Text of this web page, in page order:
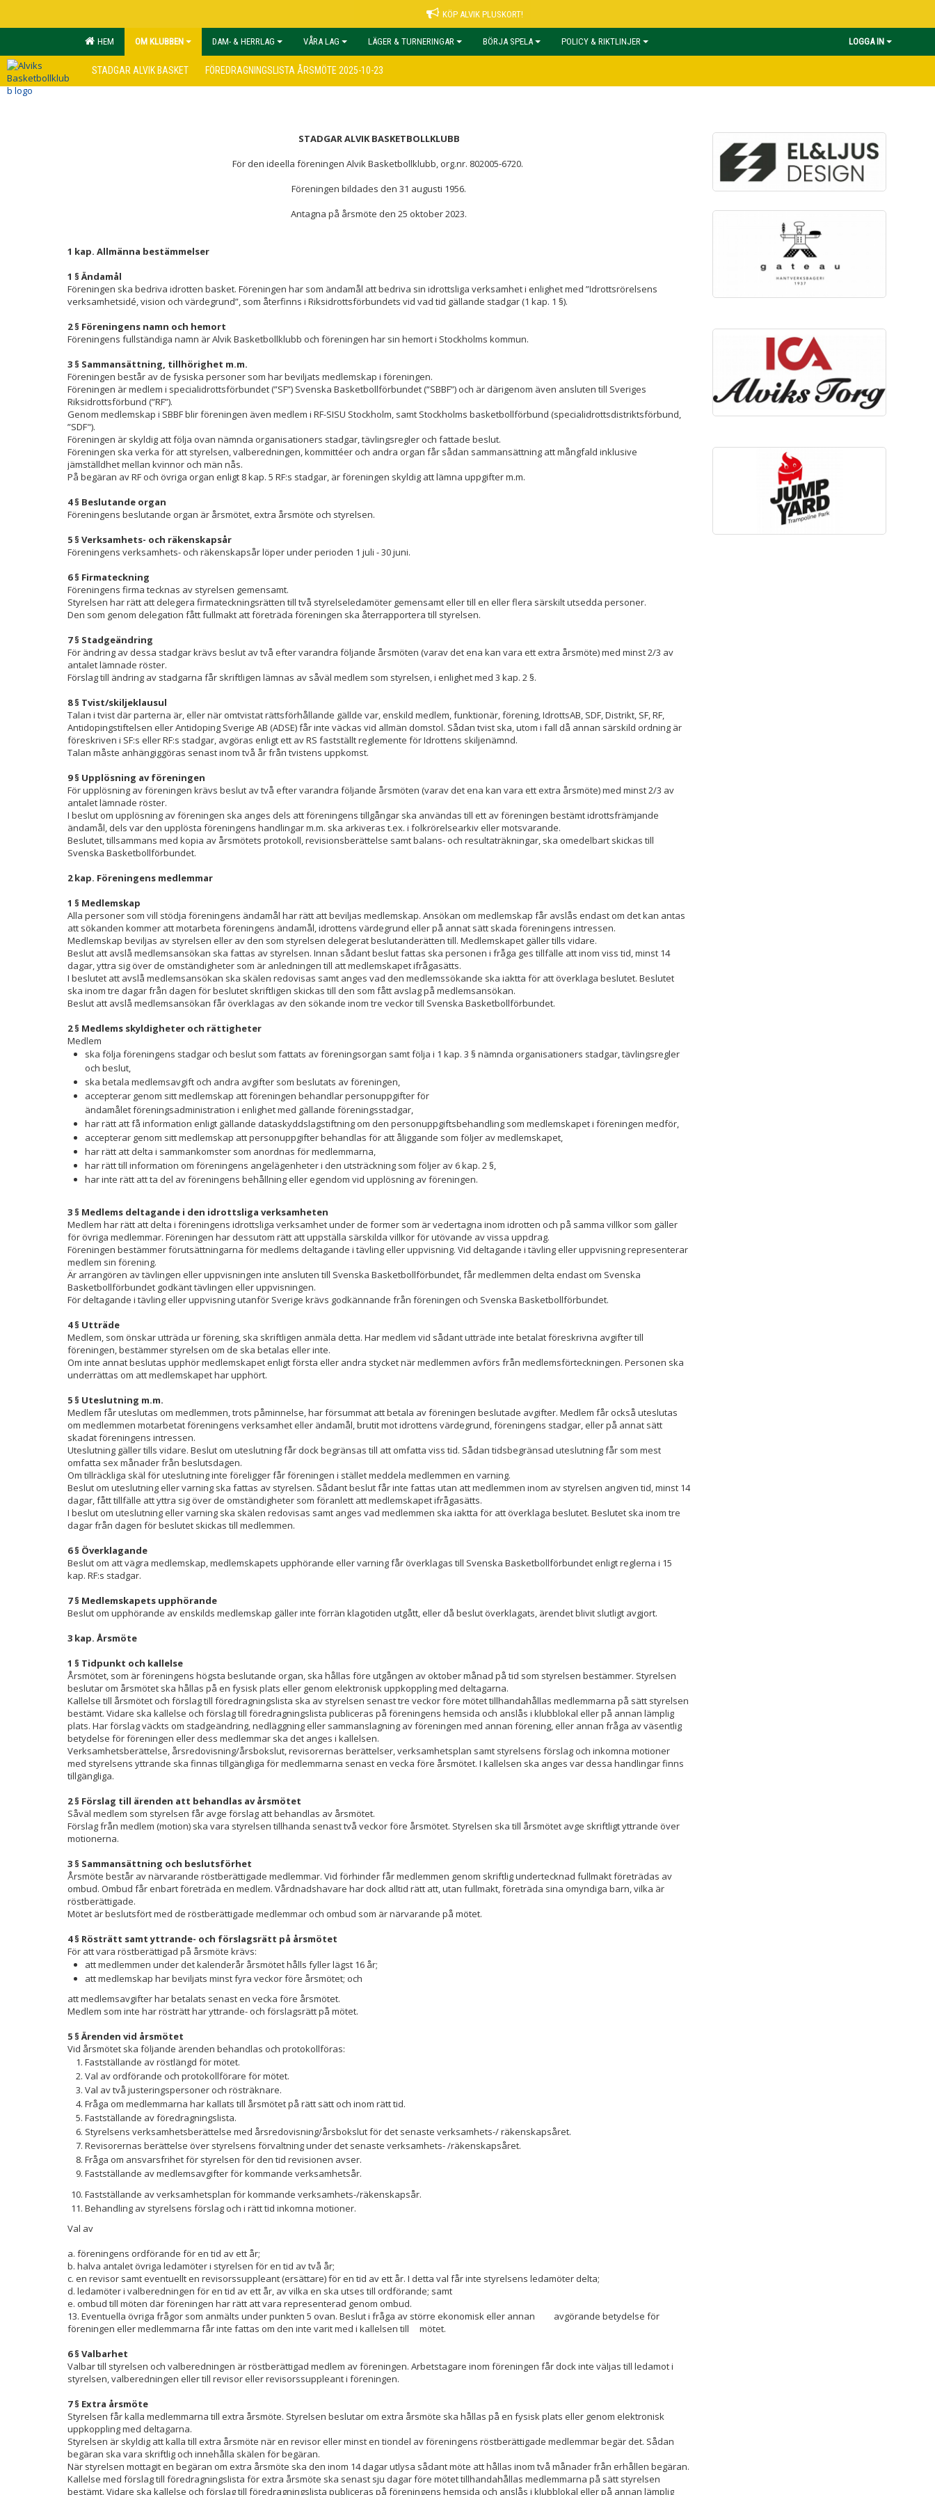
KÖP ALVIK PLUSKORT!
HEM OM KLUBBEN DAM- & HERRLAG VÅRA LAG LÄGER & TURNERINGAR BÖRJA SPELA POLICY & RIKTLINJER LOGGA IN
STADGAR ALVIK BASKET FÖREDRAGNINGSLISTA ÅRSMÖTE 2025-10-23
STADGAR ALVIK BASKETBOLLKLUBB
För den ideella föreningen Alvik Basketbollklubb, org.nr. 802005-6720.
Föreningen bildades den 31 augusti 1956.
Antagna på årsmöte den 25 oktober 2023.
1 kap. Allmänna bestämmelser
1 § Ändamål
Föreningen ska bedriva idrotten basket. Föreningen har som ändamål att bedriva sin idrottsliga verksamhet i enlighet med ”Idrottsrörelsens
verksamhetsidé, vision och värdegrund”, som återfinns i Riksidrottsförbundets vid vad tid gällande stadgar (1 kap. 1 §).
2 § Föreningens namn och hemort
Föreningens fullständiga namn är Alvik Basketbollklubb och föreningen har sin hemort i Stockholms kommun.
3 § Sammansättning, tillhörighet m.m.
Föreningen består av de fysiska personer som har beviljats medlemskap i föreningen.
Föreningen är medlem i specialidrottsförbundet (”SF”) Svenska Basketbollförbundet (”SBBF”) och är därigenom även ansluten till Sveriges
Riksidrottsförbund (”RF”).
Genom medlemskap i SBBF blir föreningen även medlem i RF-SISU Stockholm, samt Stockholms basketbollförbund (specialidrottsdistriktsförbund,
”SDF").
Föreningen är skyldig att följa ovan nämnda organisationers stadgar, tävlingsregler och fattade beslut.
Föreningen ska verka för att styrelsen, valberedningen, kommittéer och andra organ får sådan sammansättning att mångfald inklusive
jämställdhet mellan kvinnor och män nås.
På begäran av RF och övriga organ enligt 8 kap. 5 RF:s stadgar, är föreningen skyldig att lämna uppgifter m.m.
4 § Beslutande organ
Föreningens beslutande organ är årsmötet, extra årsmöte och styrelsen.
5 § Verksamhets- och räkenskapsår
Föreningens verksamhets- och räkenskapsår löper under perioden 1 juli - 30 juni.
6 § Firmateckning
Föreningens firma tecknas av styrelsen gemensamt.
Styrelsen har rätt att delegera firmateckningsrätten till två styrelseledamöter gemensamt eller till en eller flera särskilt utsedda personer.
Den som genom delegation fått fullmakt att företräda föreningen ska återrapportera till styrelsen.
7 § Stadgeändring
För ändring av dessa stadgar krävs beslut av två efter varandra följande årsmöten (varav det ena kan vara ett extra årsmöte) med minst 2/3 av
antalet lämnade röster.
Förslag till ändring av stadgarna får skriftligen lämnas av såväl medlem som styrelsen, i enlighet med 3 kap. 2 §.
8 § Tvist/skiljeklausul
Talan i tvist där parterna är, eller när omtvistat rättsförhållande gällde var, enskild medlem, funktionär, förening, IdrottsAB, SDF, Distrikt, SF, RF,
Antidopingstiftelsen eller Antidoping Sverige AB (ADSE) får inte väckas vid allmän domstol. Sådan tvist ska, utom i fall då annan särskild ordning är
föreskriven i SF:s eller RF:s stadgar, avgöras enligt ett av RS fastställt reglemente för Idrottens skiljenämnd.
Talan måste anhängiggöras senast inom två år från tvistens uppkomst.
9 § Upplösning av föreningen
För upplösning av föreningen krävs beslut av två efter varandra följande årsmöten (varav det ena kan vara ett extra årsmöte) med minst 2/3 av
antalet lämnade röster.
I beslut om upplösning av föreningen ska anges dels att föreningens tillgångar ska användas till ett av föreningen bestämt idrottsfrämjande
ändamål, dels var den upplösta föreningens handlingar m.m. ska arkiveras t.ex. i folkrörelsearkiv eller motsvarande.
Beslutet, tillsammans med kopia av årsmötets protokoll, revisionsberättelse samt balans- och resultaträkningar, ska omedelbart skickas till
Svenska Basketbollförbundet.
2 kap. Föreningens medlemmar
1 § Medlemskap
Alla personer som vill stödja föreningens ändamål har rätt att beviljas medlemskap. Ansökan om medlemskap får avslås endast om det kan antas
att sökanden kommer att motarbeta föreningens ändamål, idrottens värdegrund eller på annat sätt skada föreningens intressen.
Medlemskap beviljas av styrelsen eller av den som styrelsen delegerat beslutanderätten till. Medlemskapet gäller tills vidare.
Beslut att avslå medlemsansökan ska fattas av styrelsen. Innan sådant beslut fattas ska personen i fråga ges tillfälle att inom viss tid, minst 14
dagar, yttra sig över de omständigheter som är anledningen till att medlemskapet ifrågasätts.
I beslutet att avslå medlemsansökan ska skälen redovisas samt anges vad den medlemssökande ska iaktta för att överklaga beslutet. Beslutet
ska inom tre dagar från dagen för beslutet skriftligen skickas till den som fått avslag på medlemsansökan.
Beslut att avslå medlemsansökan får överklagas av den sökande inom tre veckor till Svenska Basketbollförbundet.
2 § Medlems skyldigheter och rättigheter
Medlem
ska följa föreningens stadgar och beslut som fattats av föreningsorgan samt följa i 1 kap. 3 § nämnda organisationers stadgar, tävlingsregler
och beslut,
ska betala medlemsavgift och andra avgifter som beslutats av föreningen,
accepterar genom sitt medlemskap att föreningen behandlar personuppgifter för
ändamålet föreningsadministration i enlighet med gällande föreningsstadgar,
har rätt att få information enligt gällande dataskyddslagstiftning om den personuppgiftsbehandling som medlemskapet i föreningen medför,
accepterar genom sitt medlemskap att personuppgifter behandlas för att åliggande som följer av medlemskapet,
har rätt att delta i sammankomster som anordnas för medlemmarna,
har rätt till information om föreningens angelägenheter i den utsträckning som följer av 6 kap. 2 §,
har inte rätt att ta del av föreningens behållning eller egendom vid upplösning av föreningen.
3 § Medlems deltagande i den idrottsliga verksamheten
Medlem har rätt att delta i föreningens idrottsliga verksamhet under de former som är vedertagna inom idrotten och på samma villkor som gäller
för övriga medlemmar. Föreningen har dessutom rätt att uppställa särskilda villkor för utövande av vissa uppdrag.
Föreningen bestämmer förutsättningarna för medlems deltagande i tävling eller uppvisning. Vid deltagande i tävling eller uppvisning representerar
medlem sin förening.
Är arrangören av tävlingen eller uppvisningen inte ansluten till Svenska Basketbollförbundet, får medlemmen delta endast om Svenska
Basketbollförbundet godkänt tävlingen eller uppvisningen.
För deltagande i tävling eller uppvisning utanför Sverige krävs godkännande från föreningen och Svenska Basketbollförbundet.
4 § Utträde
Medlem, som önskar utträda ur förening, ska skriftligen anmäla detta. Har medlem vid sådant utträde inte betalat föreskrivna avgifter till
föreningen, bestämmer styrelsen om de ska betalas eller inte.
Om inte annat beslutas upphör medlemskapet enligt första eller andra stycket när medlemmen avförs från medlemsförteckningen. Personen ska
underrättas om att medlemskapet har upphört.
5 § Uteslutning m.m.
Medlem får uteslutas om medlemmen, trots påminnelse, har försummat att betala av föreningen beslutade avgifter. Medlem får också uteslutas
om medlemmen motarbetat föreningens verksamhet eller ändamål, brutit mot idrottens värdegrund, föreningens stadgar, eller på annat sätt
skadat föreningens intressen.
Uteslutning gäller tills vidare. Beslut om uteslutning får dock begränsas till att omfatta viss tid. Sådan tidsbegränsad uteslutning får som mest
omfatta sex månader från beslutsdagen.
Om tillräckliga skäl för uteslutning inte föreligger får föreningen i stället meddela medlemmen en varning.
Beslut om uteslutning eller varning ska fattas av styrelsen. Sådant beslut får inte fattas utan att medlemmen inom av styrelsen angiven tid, minst 14
dagar, fått tillfälle att yttra sig över de omständigheter som föranlett att medlemskapet ifrågasätts.
I beslut om uteslutning eller varning ska skälen redovisas samt anges vad medlemmen ska iaktta för att överklaga beslutet. Beslutet ska inom tre
dagar från dagen för beslutet skickas till medlemmen.
6 § Överklagande
Beslut om att vägra medlemskap, medlemskapets upphörande eller varning får överklagas till Svenska Basketbollförbundet enligt reglerna i 15
kap. RF:s stadgar.
7 § Medlemskapets upphörande
Beslut om upphörande av enskilds medlemskap gäller inte förrän klagotiden utgått, eller då beslut överklagats, ärendet blivit slutligt avgjort.
3 kap. Årsmöte
1 § Tidpunkt och kallelse
Årsmötet, som är föreningens högsta beslutande organ, ska hållas före utgången av oktober månad på tid som styrelsen bestämmer. Styrelsen
beslutar om årsmötet ska hållas på en fysisk plats eller genom elektronisk uppkoppling med deltagarna.
Kallelse till årsmötet och förslag till föredragningslista ska av styrelsen senast tre veckor före mötet tillhandahållas medlemmarna på sätt styrelsen
bestämt. Vidare ska kallelse och förslag till föredragningslista publiceras på föreningens hemsida och anslås i klubblokal eller på annan lämplig
plats. Har förslag väckts om stadgeändring, nedläggning eller sammanslagning av föreningen med annan förening, eller annan fråga av väsentlig
betydelse för föreningen eller dess medlemmar ska det anges i kallelsen.
Verksamhetsberättelse, årsredovisning/årsbokslut, revisorernas berättelser, verksamhetsplan samt styrelsens förslag och inkomna motioner
med styrelsens yttrande ska finnas tillgängliga för medlemmarna senast en vecka före årsmötet. I kallelsen ska anges var dessa handlingar finns
tillgängliga.
2 § Förslag till ärenden att behandlas av årsmötet
Såväl medlem som styrelsen får avge förslag att behandlas av årsmötet.
Förslag från medlem (motion) ska vara styrelsen tillhanda senast två veckor före årsmötet. Styrelsen ska till årsmötet avge skriftligt yttrande över
motionerna.
3 § Sammansättning och beslutsförhet
Årsmöte består av närvarande röstberättigade medlemmar. Vid förhinder får medlemmen genom skriftlig undertecknad fullmakt företrädas av
ombud. Ombud får enbart företräda en medlem. Vårdnadshavare har dock alltid rätt att, utan fullmakt, företräda sina omyndiga barn, vilka är
röstberättigade.
Mötet är beslutsfört med de röstberättigade medlemmar och ombud som är närvarande på mötet.
4 § Rösträtt samt yttrande- och förslagsrätt på årsmötet
För att vara röstberättigad på årsmöte krävs:
att medlemmen under det kalenderår årsmötet hålls fyller lägst 16 år;
att medlemskap har beviljats minst fyra veckor före årsmötet; och
att medlemsavgifter har betalats senast en vecka före årsmötet.
Medlem som inte har rösträtt har yttrande- och förslagsrätt på mötet.
5 § Ärenden vid årsmötet
Vid årsmötet ska följande ärenden behandlas och protokollföras:
Fastställande av röstlängd för mötet.
Val av ordförande och protokollförare för mötet.
Val av två justeringspersoner och rösträknare.
Fråga om medlemmarna har kallats till årsmötet på rätt sätt och inom rätt tid.
Fastställande av föredragningslista.
Styrelsens verksamhetsberättelse med årsredovisning/årsbokslut för det senaste verksamhets-/ räkenskapsåret.
Revisorernas berättelse över styrelsens förvaltning under det senaste verksamhets- /räkenskapsåret.
Fråga om ansvarsfrihet för styrelsen för den tid revisionen avser.
Fastställande av medlemsavgifter för kommande verksamhetsår.
Fastställande av verksamhetsplan för kommande verksamhets-/räkenskapsår.
Behandling av styrelsens förslag och i rätt tid inkomna motioner.
Val av
a. föreningens ordförande för en tid av ett år;
b. halva antalet övriga ledamöter i styrelsen för en tid av två år;
c. en revisor samt eventuellt en revisorssuppleant (ersättare) för en tid av ett år. I detta val får inte styrelsens ledamöter delta;
d. ledamöter i valberedningen för en tid av ett år, av vilka en ska utses till ordförande; samt
e. ombud till möten där föreningen har rätt att vara representerad genom ombud.
13. Eventuella övriga frågor som anmälts under punkten 5 ovan. Beslut i fråga av större ekonomisk eller annan avgörande betydelse för
föreningen eller medlemmarna får inte fattas om den inte varit med i kallelsen till mötet.
6 § Valbarhet
Valbar till styrelsen och valberedningen är röstberättigad medlem av föreningen. Arbetstagare inom föreningen får dock inte väljas till ledamot i
styrelsen, valberedningen eller till revisor eller revisorssuppleant i föreningen.
7 § Extra årsmöte
Styrelsen får kalla medlemmarna till extra årsmöte. Styrelsen beslutar om extra årsmöte ska hållas på en fysisk plats eller genom elektronisk
uppkoppling med deltagarna.
Styrelsen är skyldig att kalla till extra årsmöte när en revisor eller minst en tiondel av föreningens röstberättigade medlemmar begär det. Sådan
begäran ska vara skriftlig och innehålla skälen för begäran.
När styrelsen mottagit en begäran om extra årsmöte ska den inom 14 dagar utlysa sådant möte att hållas inom två månader från erhållen begäran.
Kallelse med förslag till föredragningslista för extra årsmöte ska senast sju dagar före mötet tillhandahållas medlemmarna på sätt styrelsen
bestämt. Vidare ska kallelse och förslag till föredragningslista publiceras på föreningens hemsida och anslås i klubblokal eller på annan lämplig